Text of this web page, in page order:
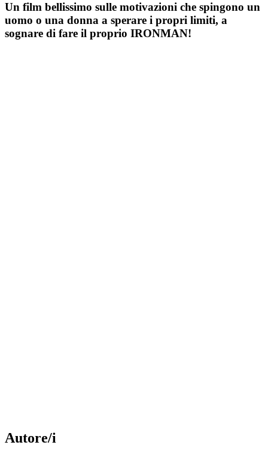
Un film bellissimo sulle motivazioni che spingono un
uomo o una donna a sperare i propri limiti, a
sognare di fare il proprio IRONMAN!
Autore/i